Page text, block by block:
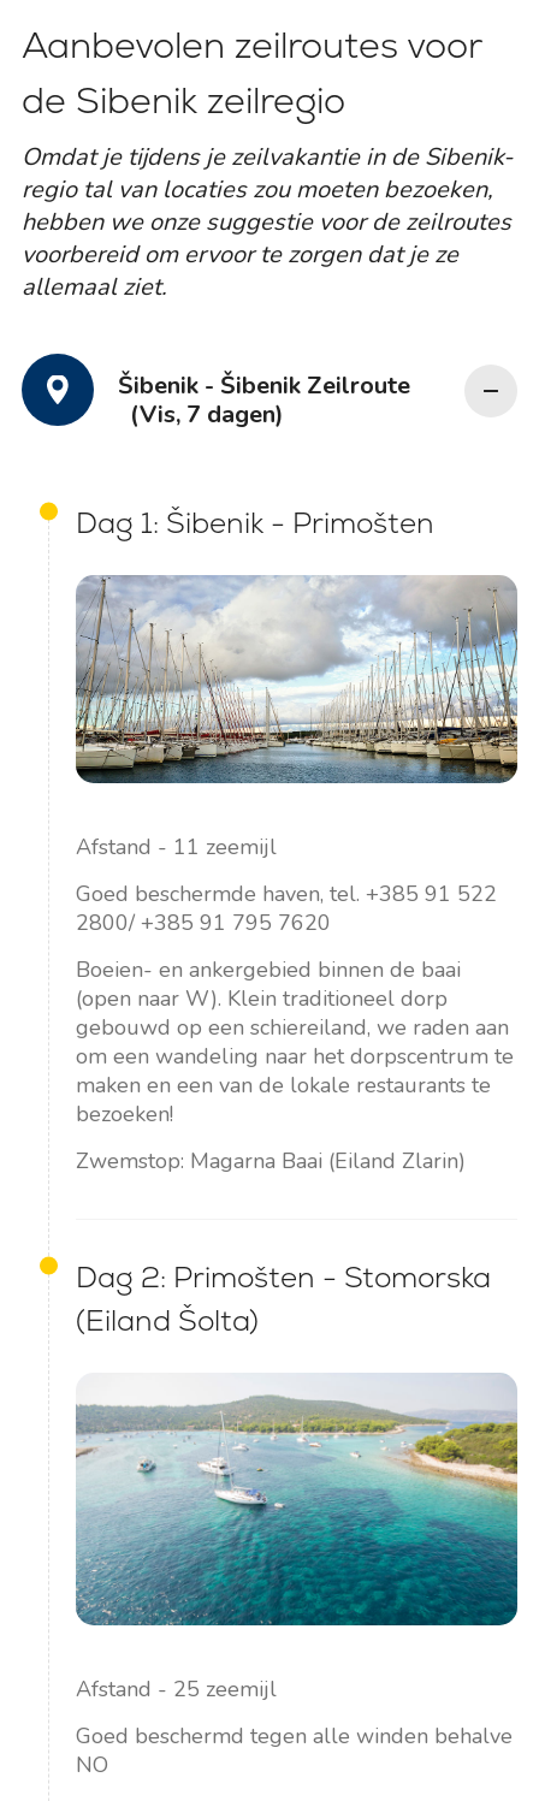
Aanbevolen zeilroutes voor
de Sibenik zeilregio
Omdat je tijdens je zeilvakantie in de Sibenik-
regio tal van locaties zou moeten bezoeken,
hebben we onze suggestie voor de zeilroutes
voorbereid om ervoor te zorgen dat je ze
allemaal ziet.
Šibenik - Šibenik Zeilroute
(Vis, 7 dagen)
Dag 1: Šibenik - Primošten
Afstand - 11 zeemijl
Goed beschermde haven, tel. +385 91 522
2800/ +385 91 795 7620
Boeien- en ankergebied binnen de baai
(open naar W). Klein traditioneel dorp
gebouwd op een schiereiland, we raden aan
om een wandeling naar het dorpscentrum te
maken en een van de lokale restaurants te
bezoeken!
Zwemstop: Magarna Baai (Eiland Zlarin)
Dag 2: Primošten - Stomorska
(Eiland Šolta)
Afstand - 25 zeemijl
Goed beschermd tegen alle winden behalve
NO